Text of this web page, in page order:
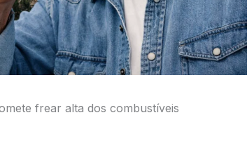
frear alta dos combustíveis